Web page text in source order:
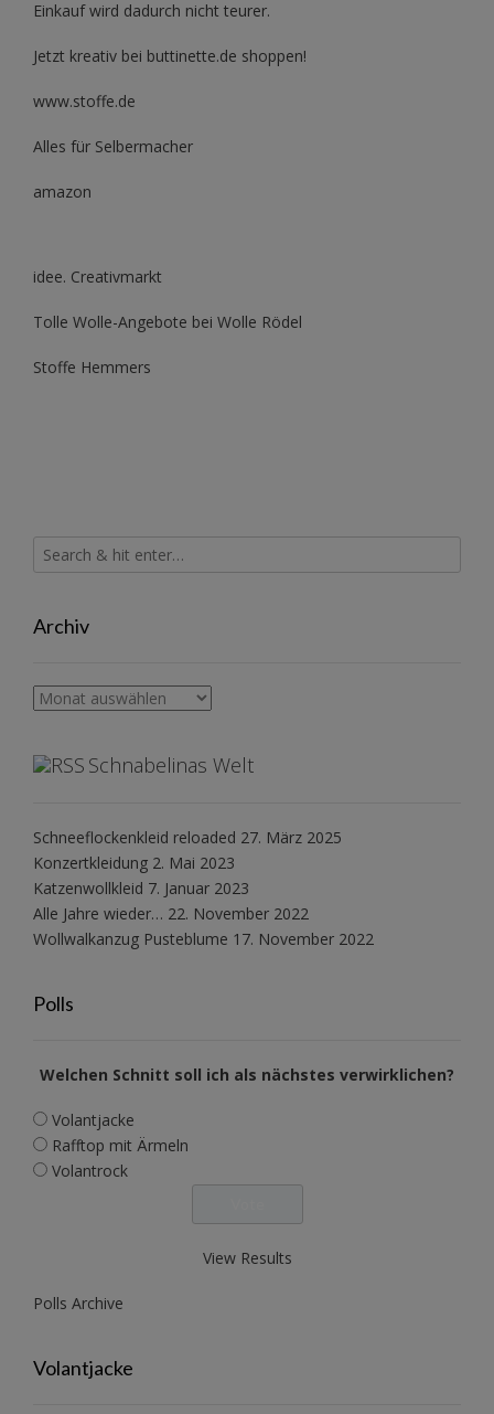
Einkauf wird dadurch nicht teurer.
Jetzt kreativ bei buttinette.de shoppen!
www.stoffe.de
Alles für Selbermacher
amazon
idee. Creativmarkt
Tolle Wolle-Angebote bei Wolle Rödel
Stoffe Hemmers
Archiv
Archiv
Schnabelinas Welt
Schneeflockenkleid reloaded 27. März 2025
Konzertkleidung 2. Mai 2023
Katzenwollkleid 7. Januar 2023
Alle Jahre wieder… 22. November 2022
Wollwalkanzug Pusteblume 17. November 2022
Polls
Welchen Schnitt soll ich als nächstes verwirklichen?
Volantjacke
Rafftop mit Ärmeln
Volantrock
View Results
Polls Archive
Volantjacke